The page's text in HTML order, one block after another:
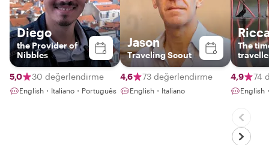
Diego
the Provider of
Nibbles
5,0 30 değerlendirme
English・Italiano・Português
Jason
Traveling Scout
4,6 73 değerlendirme
English・Italiano
The
4,9 74
English